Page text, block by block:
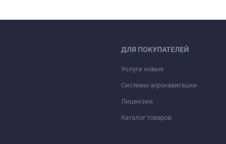
ДЛЯ ПОКУПАТЕЛЕЙ
Услуги новые
Системы агронавигации
Лицензии
Каталог товаров